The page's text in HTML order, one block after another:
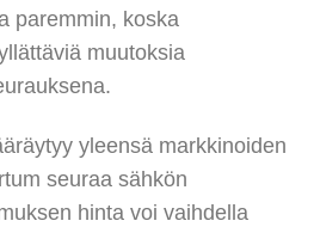
paremmin, koska
muutoksia
yleensä markkinoiden
seuraa sähkön
hinta voi vaihdella